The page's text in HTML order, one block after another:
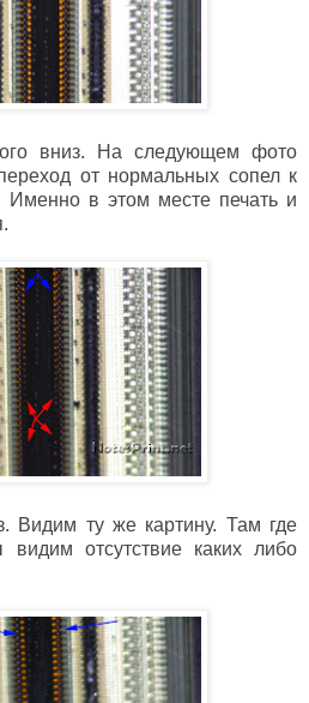
вниз. На следующем фото
от нормальных сопел к
в этом месте печать и
Видим ту же картину. Там где
отсутствие каких либо